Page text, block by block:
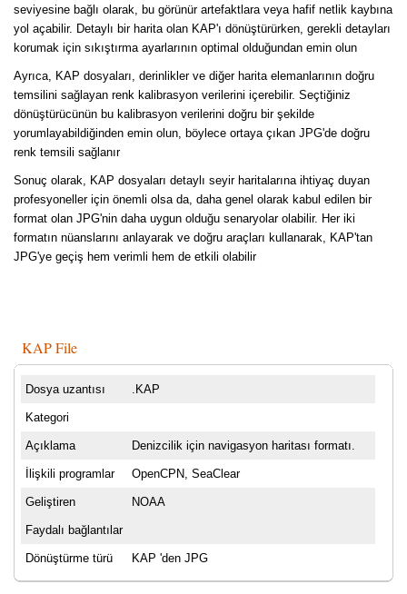
seviyesine bağlı olarak, bu görünür artefaktlara veya hafif netlik kaybına
yol açabilir. Detaylı bir harita olan KAP'ı dönüştürürken, gerekli detayları
korumak için sıkıştırma ayarlarının optimal olduğundan emin olun
Ayrıca, KAP dosyaları, derinlikler ve diğer harita elemanlarının doğru
temsilini sağlayan renk kalibrasyon verilerini içerebilir. Seçtiğiniz
dönüştürücünün bu kalibrasyon verilerini doğru bir şekilde
yorumlayabildiğinden emin olun, böylece ortaya çıkan JPG'de doğru
renk temsili sağlanır
Sonuç olarak, KAP dosyaları detaylı seyir haritalarına ihtiyaç duyan
profesyoneller için önemli olsa da, daha genel olarak kabul edilen bir
format olan JPG'nin daha uygun olduğu senaryolar olabilir. Her iki
formatın nüanslarını anlayarak ve doğru araçları kullanarak, KAP'tan
JPG'ye geçiş hem verimli hem de etkili olabilir
KAP File
Dosya uzantısı .KAP
Kategori
Açıklama Denizcilik için navigasyon haritası formatı.
İlişkili programlar OpenCPN, SeaClear
Geliştiren NOAA
Faydalı bağlantılar
Dönüştürme türü KAP 'den JPG